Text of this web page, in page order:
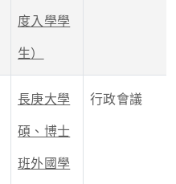
度入學學
生）
長庚大學
碩、博士
班外國學
行政會議